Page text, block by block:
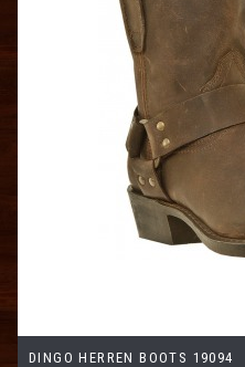
DINGO HERREN BOOTS 19094